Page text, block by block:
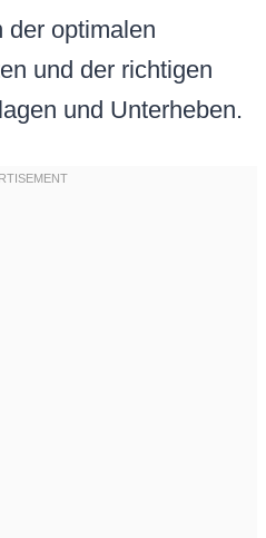
der optimalen
und der richtigen
und Unterheben.